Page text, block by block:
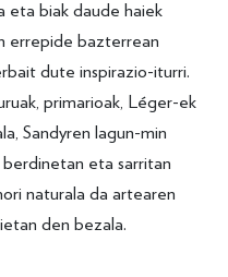
eta biak daude haiek
errepide bazterrean
dute inspirazio-iturri.
primarioak, Léger-ek
Sandyren lagun-min
eta sarritan
naturala da artearen
den bezala.